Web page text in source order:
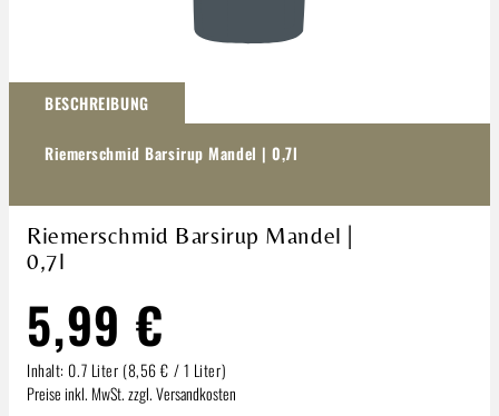
BESCHREIBUNG
Riemerschmid Barsirup Mandel | 0,7l
Riemerschmid Barsirup Mandel |
0,7l
5,99 €
Inhalt: 0.7 Liter (8,56 € / 1 Liter)
Preise inkl. MwSt. zzgl. Versandkosten